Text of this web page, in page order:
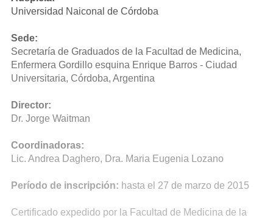
Universidad Naiconal de Córdoba
Sede:
Secretaría de Graduados de la Facultad de Medicina,
Enfermera Gordillo esquina Enrique Barros - Ciudad
Universitaria, Córdoba, Argentina
Director:
Dr. Jorge Waitman
Coordinadoras:
Lic. Andrea Daghero, Dra. Maria Eugenia Lozano
Período de inscripción: hasta el 27 de marzo de 2015
Certificado expedido por la Facultad de Medicina de la